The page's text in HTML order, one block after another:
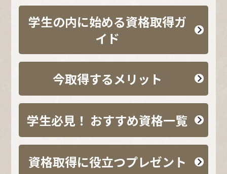
学生の内に始める資格取得ガ
イド
今取得するメリット
学生必見！ おすすめ資格一覧
資格取得に役立つプレゼント